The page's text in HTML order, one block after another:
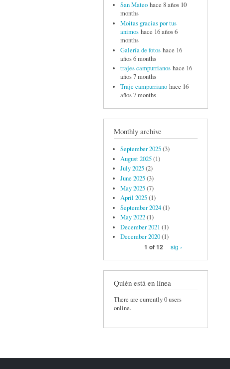
San Mateo hace 8 años 10
months
Moitas gracias por tus
animos hace 16 años 6
months
Galería de fotos hace 16
años 6 months
trajes campurrianos hace 16
años 7 months
Traje campurriano hace 16
años 7 months
Monthly archive
September 2025(3)
August 2025(1)
July 2025(2)
June 2025(3)
May 2025(7)
April 2025(1)
September 2024(1)
May 2022(1)
December 2021 (1)
December 2020(1)
1 of 12
sig ›
Quién está en línea
There are currently 0 users
online.